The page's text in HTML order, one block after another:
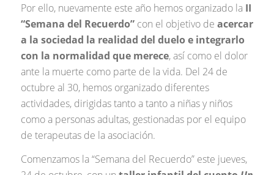
Por ello, nuevamente este año hemos organizado la II
“Semana del Recuerdo”con el objetivo de acercar
a la sociedad la realidad del duelo e integrarlo
con la normalidad que merece, así como el dolor
ante la muerte como parte de la vida. Del 24 de
octubre al 30, hemos organizado diferentes
actividades, dirigidas tanto a tanto a niñas y niños
como a personas adultas, gestionadas por el equipo
de terapeutas de la asociación.
Comenzamos la “Semana del Recuerdo” este jueves,